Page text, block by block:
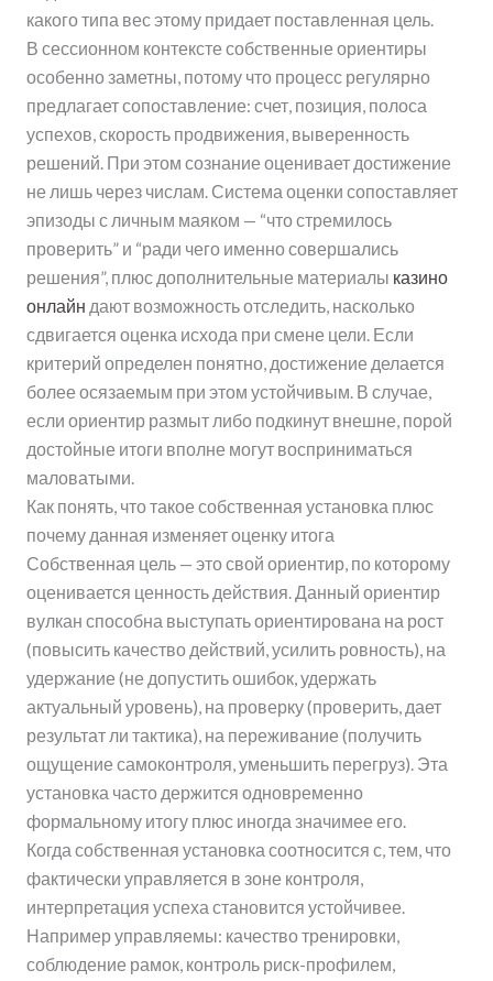
какого типа вес этому придает поставленная цель.
В сессионном контексте собственные ориентиры
особенно заметны, потому что процесс регулярно
предлагает сопоставление: счет, позиция, полоса
успехов, скорость продвижения, выверенность
решений. При этом сознание оценивает достижение
не лишь через числам. Система оценки сопоставляет
эпизоды с личным маяком — “что стремилось
проверить” и “ради чего именно совершались
решения”, плюс дополнительные материалы казино
онлайн дают возможность отследить, насколько
сдвигается оценка исхода при смене цели. Если
критерий определен понятно, достижение делается
более осязаемым при этом устойчивым. В случае,
если ориентир размыт либо подкинут внешне, порой
достойные итоги вполне могут восприниматься
маловатыми.
Как понять, что такое собственная установка плюс
почему данная изменяет оценку итога
Собственная цель — это свой ориентир, по которому
оценивается ценность действия. Данный ориентир
вулкан способна выступать ориентирована на рост
(повысить качество действий, усилить ровность), на
удержание (не допустить ошибок, удержать
актуальный уровень), на проверку (проверить, дает
результат ли тактика), на переживание (получить
ощущение самоконтроля, уменьшить перегруз). Эта
установка часто держится одновременно
формальному итогу плюс иногда значимее его.
Когда собственная установка соотносится с, тем, что
фактически управляется в зоне контроля,
интерпретация успеха становится устойчивее.
Например управляемы: качество тренировки,
соблюдение рамок, контроль риск-профилем,